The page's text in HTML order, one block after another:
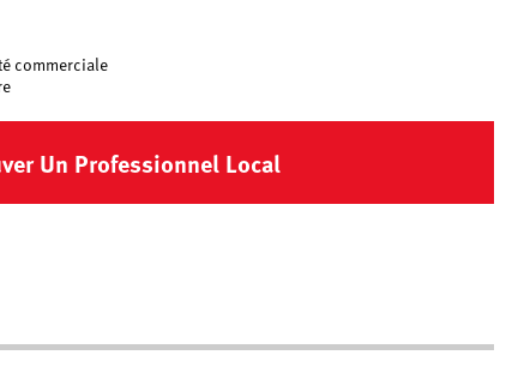
commerciale
Un Professionnel Local